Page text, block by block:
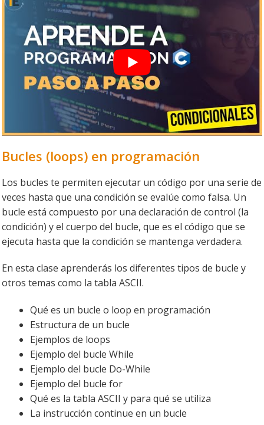
Bucles (loops) en programación
Los bucles te permiten ejecutar un código por una serie de
veces hasta que una condición se evalúe como falsa. Un
bucle está compuesto por una declaración de control (la
condición) y el cuerpo del bucle, que es el código que se
ejecuta hasta que la condición se mantenga verdadera.
En esta clase aprenderás los diferentes tipos de bucle y
otros temas como la tabla ASCII.
Qué es un bucle o loop en programación
Estructura de un bucle
Ejemplos de loops
Ejemplo del bucle While
Ejemplo del bucle Do-While
Ejemplo del bucle for
Qué es la tabla ASCII y para qué se utiliza
La instrucción continue en un bucle